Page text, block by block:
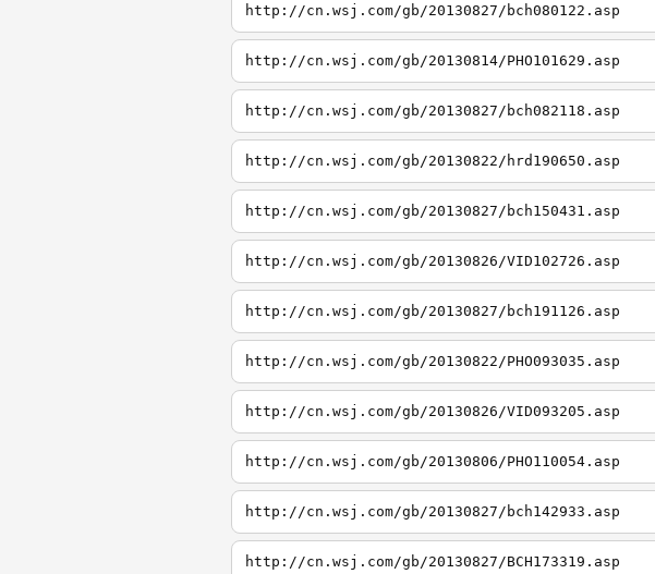
http://cn.wsj.com/gb/20130827/bch080122.asp
http://cn.wsj.com/gb/20130814/PHO101629.asp
http://cn.wsj.com/gb/20130827/bch082118.asp
http://cn.wsj.com/gb/20130822/hrd190650.asp
http://cn.wsj.com/gb/20130827/bch150431.asp
http://cn.wsj.com/gb/20130826/VID102726.asp
http://cn.wsj.com/gb/20130827/bch191126.asp
http://cn.wsj.com/gb/20130822/PHO093035.asp
http://cn.wsj.com/gb/20130826/VID093205.asp
http://cn.wsj.com/gb/20130806/PHO110054.asp
http://cn.wsj.com/gb/20130827/bch142933.asp
http://cn.wsj.com/gb/20130827/BCH173319.asp